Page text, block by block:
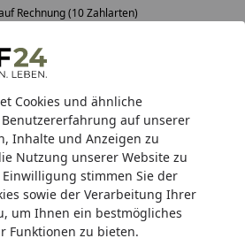
Cookies und ähnliche
auf unserer
Inhalte und Anzeigen zu
Nutzung unserer Website zu
stimmen Sie der
sowie der Verarbeitung Ihrer
um Ihnen ein bestmögliches
Funktionen zu bieten.
Rechnung (10 Zahlarten)
Compo